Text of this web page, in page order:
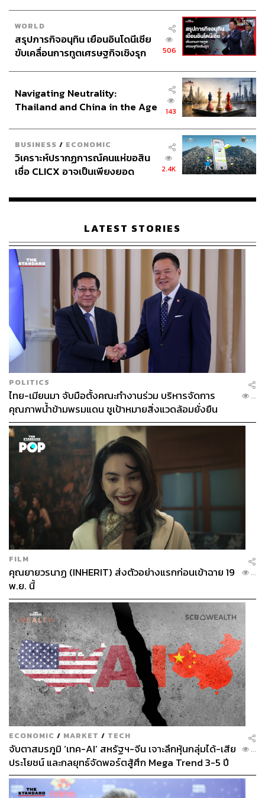
WORLD
สรุปภารกิจอนุทิน เยือนอินโดนีเซีย
ขับเคลื่อนการทูตเศรษฐกิจเชิงรุก
506
Navigating Neutrality:
Thailand and China in the Age
143
BUSINESS / ECONOMIC
วิเคราะห์ปรากฏการณ์คนแห่ขอสิน
เชื่อ CLICX อาจเป็นเพียงยอด
เรือนไทยที่ถูกซุกไว้
2.4K
LATEST STORIES
POLITICS
ไทย-เมียนมา จับมือตั้งคณะทำงานร่วม บริหารจัดการ
คุณภาพน้ำข้ามพรมแดน ชูเป้าหมายสิ่งแวดล้อมยั่งยืน
...
FILM
คุณยายวรนาฏ (INHERIT) ส่งตัวอย่างแรกก่อนเข้าฉาย 19
พ.ย. นี้
...
ECONOMIC / MARKET / TECH
จับตาสมรภูมิ ‘เทค-AI’ สหรัฐฯ-จีน เจาะลึกหุ้นกลุ่มได้-เสีย
ประโยชน์ และกลยุทธ์จัดพอร์ตสู้ศึก Mega Trend 3-5 ปี
ข้างหน้า
...